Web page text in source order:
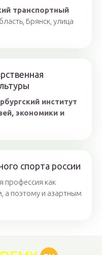
транспортный
Брянск, улица
институт
экономики и
спорта россии
профессия как
а поэтому и азартным